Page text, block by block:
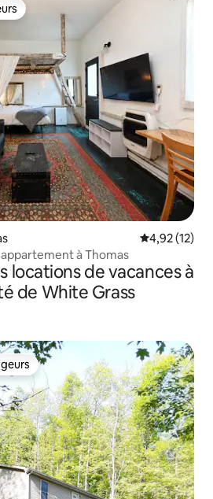
Évaluation
4,92 (12)
à Thomas
locations de vacances à
de White Grass
les plus appréciés